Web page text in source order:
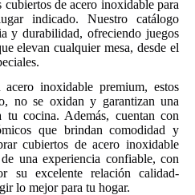
cubiertos de acero inoxidable para
indicado. Nuestro catálogo
y durabilidad, ofreciendo juegos
elevan cualquier mesa, desde el
inoxidable premium, estos
no se oxidan y garantizan una
cocina. Además, cuentan con
que brindan comodidad y
cubiertos de acero inoxidable
una experiencia confiable, con
su excelente relación calidad-
lo mejor para tu hogar.